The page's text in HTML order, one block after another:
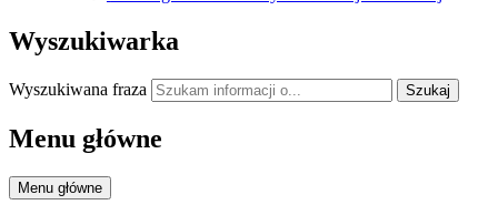
Wyszukiwarka
Wyszukiwana fraza Szukaj
Menu główne
Menu główne